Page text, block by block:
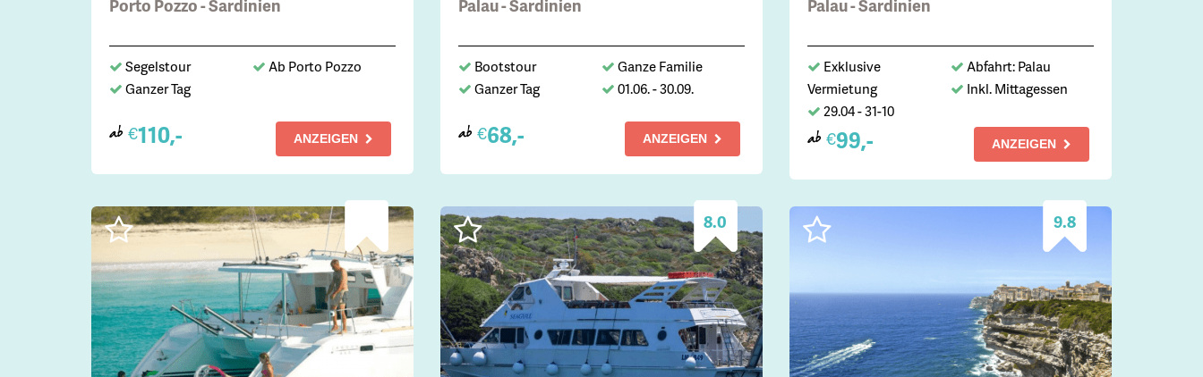
Porto Pozzo - Sardinien
Segelstour
Ab Porto Pozzo
Ganzer Tag
ab €110,- ANZEIGEN
Palau - Sardinien
Bootstour
Ganze Familie
Ganzer Tag
01.06. - 30.09.
ab €68,- ANZEIGEN
Palau - Sardinien
Exklusive
Vermietung
Abfahrt: Palau
Inkl. Mittagessen
29.04 - 31-10
ab €99,- ANZEIGEN
8.0 9.8